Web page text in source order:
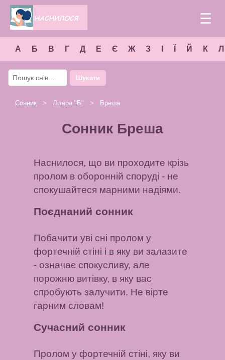
☰
А Б В Г Д Е Є Ж З Й К Л
Шукати
Сонник > Літера " Б" > Бреша
Сонник Бреша
Наснилося, що ви проходите крізь
пролом в оборонній споруді - не
спокушайтеся марними надіями.
Поєднаний сонник
Побачити уві сні пролом у
фортечній стіні і в яку ви залазите
- означає спокусливу, але
порожню витівку, в яку вас
спробують залучити. Не вірте
гарним словам!
Сучасний сонник
Пролом у фортечній стіні, яку ви